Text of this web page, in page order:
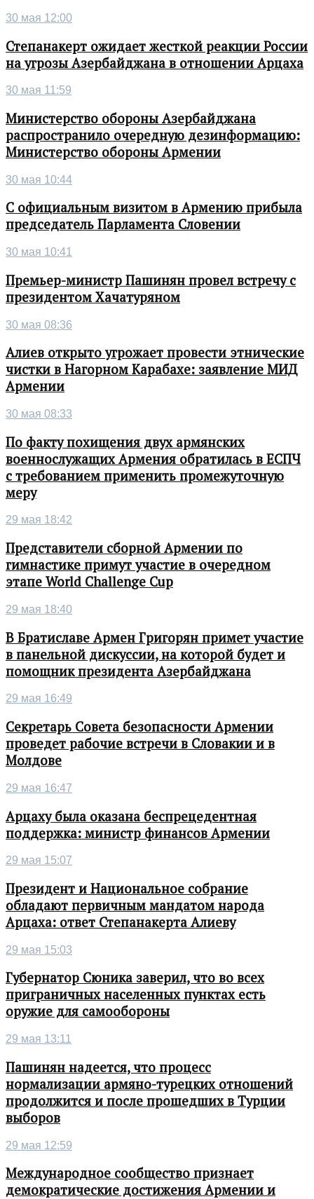
30 мая 12:00
Степанакерт ожидает жесткой реакции России
на угрозы Азербайджана в отношении Арцаха
30 мая 11:59
Министерство обороны Азербайджана
распространило очередную дезинформацию:
Министерство обороны Армении
30 мая 10:44
С официальным визитом в Армению прибыла
председатель Парламента Словении
30 мая 10:41
Премьер-министр Пашинян провел встречу с
президентом Хачатуряном
30 мая 08:36
Алиев открыто угрожает провести этнические
чистки в Нагорном Карабахе: заявление МИД
Армении
30 мая 08:33
По факту похищения двух армянских
военнослужащих Армения обратилась в ЕСПЧ
с требованием применить промежуточную
меру
29 мая 18:42
Представители сборной Армении по
гимнастике примут участие в очередном
этапе World Challenge Cup
29 мая 18:40
В Братиславе Армен Григорян примет участие
в панельной дискуссии, на которой будет и
помощник президента Азербайджана
29 мая 16:49
Секретарь Совета безопасности Армении
проведет рабочие встречи в Словакии и в
Молдове
29 мая 16:47
Арцаху была оказана беспрецедентная
поддержка: министр финансов Армении
29 мая 15:07
Президент и Национальное собрание
обладают первичным мандатом народа
Арцаха: ответ Степанакерта Алиеву
29 мая 15:03
Губернатор Сюника заверил, что во всех
приграничных населенных пунктах есть
оружие для самообороны
29 мая 13:11
Пашинян надеется, что процесс
нормализации армяно-турецких отношений
продолжится и после прошедших в Турции
выборов
29 мая 12:59
Международное сообщество признает
демократические достижения Армении и